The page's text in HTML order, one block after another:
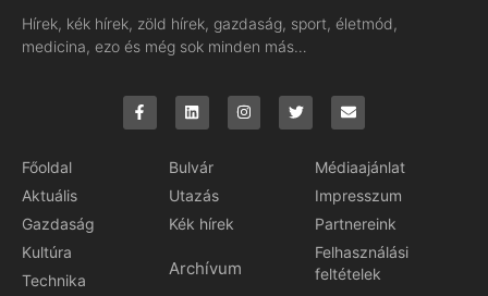
Hírek, kék hírek, zöld hírek, gazdaság, sport, életmód,
medicina, ezo és még sok minden más…
Főoldal
Aktuális
Gazdaság
Kultúra
Technika
Bulvár
Utazás
Kék hírek
Archívum
Médiaajánlat
Impresszum
Partnereink
Felhasználási
feltételek